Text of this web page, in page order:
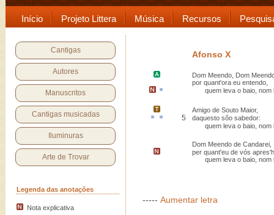
Início Projeto Littera Música Recursos
Cantigas
Autores
Manuscritos
Cantigas musicadas
Iluminuras
Arte de Trovar
Legenda das anotações
Nota explicativa
Afonso X
Dom Meendo, Dom
por quant'ora eu entendo,
quem leva o baio ,
Amigo de Souto Maior,
5 daquesto sõo sabedor:
quem leva o baio, nom
Dom Meendo de Candarei,
per quant'eu de vós
quem leva o baio, nom
----- Aumentar letra